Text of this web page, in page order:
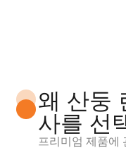
왜 산둥
사를 선
프리미엄 제품에